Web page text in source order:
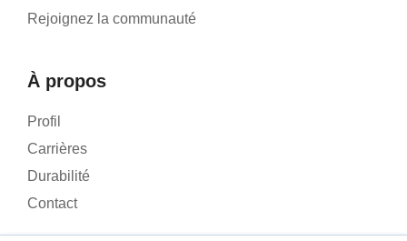
Rejoignez la communauté
À propos
Profil
Carrières
Durabilité
Contact